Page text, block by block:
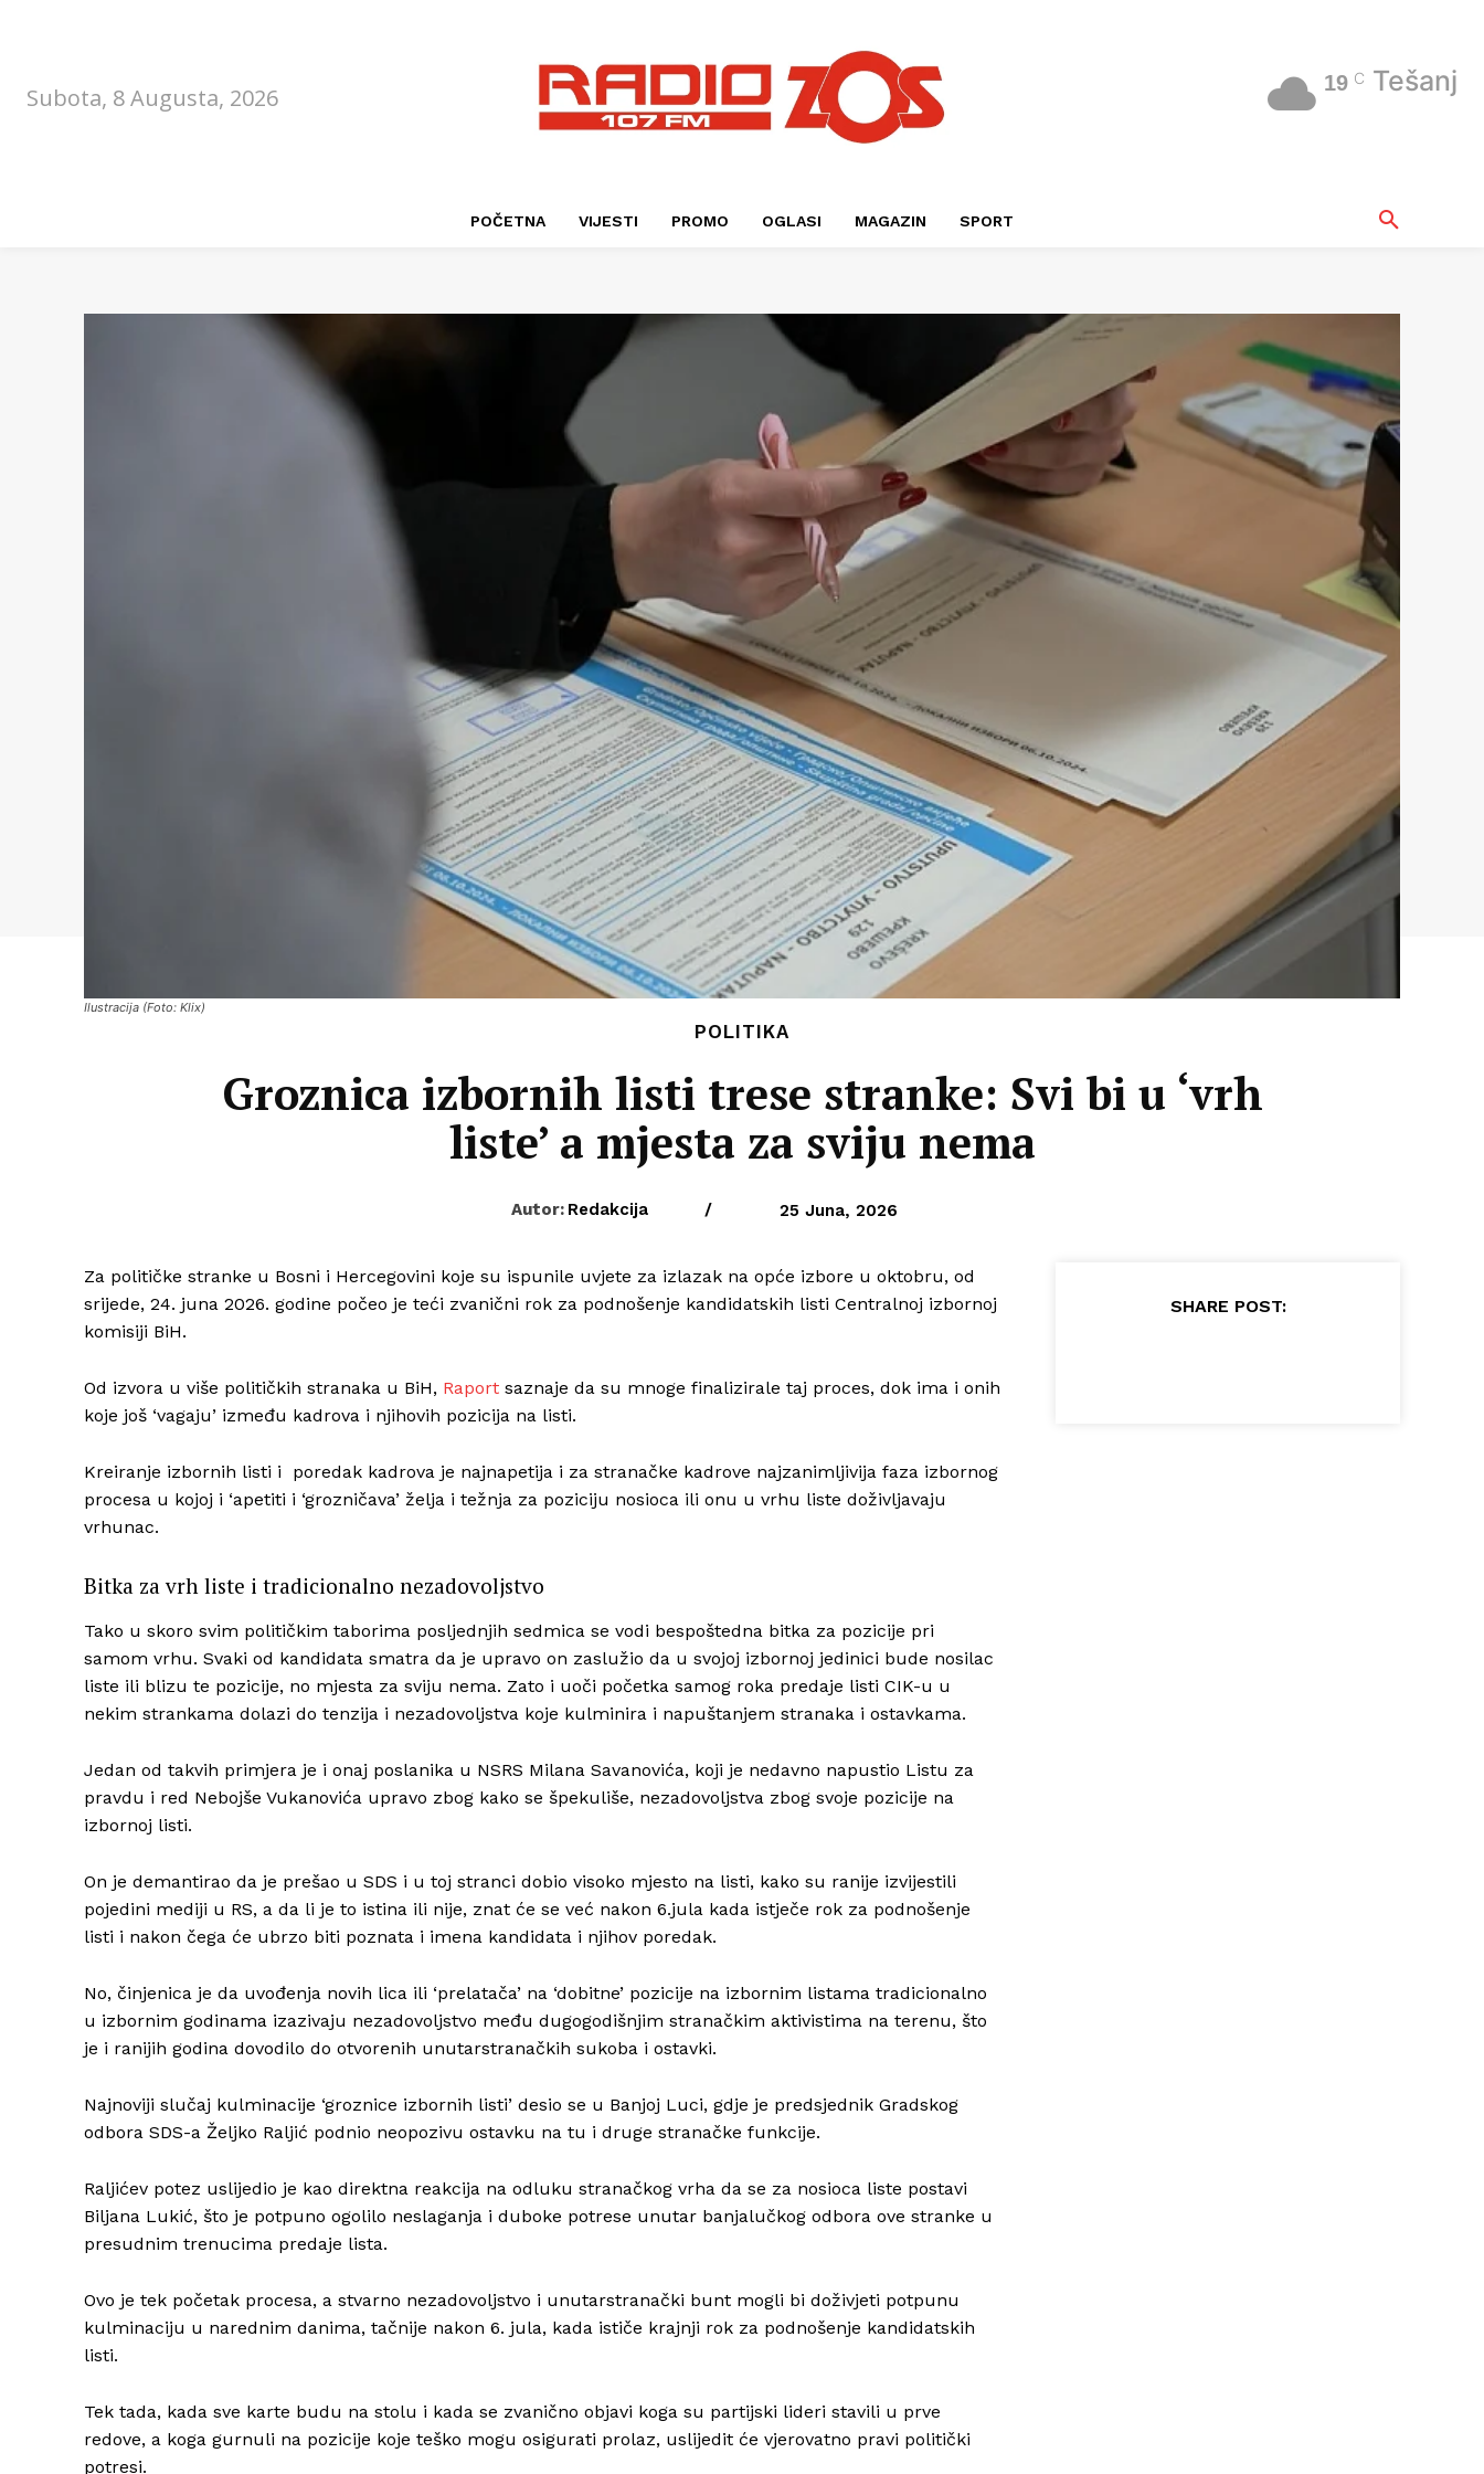
Subota, 8 Augusta, 2026
19 C Tešanj
POČETNA VIJESTI PROMO OGLASI MAGAZIN SPORT
Ilustracija (Foto: Klix)
POLITIKA
Groznica izbornih listi trese stranke: Svi bi u ‘vrh
liste’ a mjesta za sviju nema
Autor: Redakcija / 25 Juna, 2026
Za političke stranke u Bosni i Hercegovini koje su ispunile uvjete za izlazak na opće izbore u oktobru, od
srijede, 24. juna 2026. godine počeo je teći zvanični rok za podnošenje kandidatskih listi Centralnoj izbornoj
komisiji BiH.
Od izvora u više političkih stranaka u BiH, Raport saznaje da su mnoge finalizirale taj proces, dok ima i onih
koje još ‘vagaju’ između kadrova i njihovih pozicija na listi.
Kreiranje izbornih listi i poredak kadrova je najnapetija i za stranačke kadrove najzanimljivija faza izbornog
procesa u kojoj i ‘apetiti i ‘grozničava’ želja i težnja za poziciju nosioca ili onu u vrhu liste doživljavaju
vrhunac.
Bitka za vrh liste i tradicionalno nezadovoljstvo
Tako u skoro svim političkim taborima posljednjih sedmica se vodi bespoštedna bitka za pozicije pri
samom vrhu. Svaki od kandidata smatra da je upravo on zaslužio da u svojoj izbornoj jedinici bude nosilac
liste ili blizu te pozicije, no mjesta za sviju nema. Zato i uoči početka samog roka predaje listi CIK-u u
nekim strankama dolazi do tenzija i nezadovoljstva koje kulminira i napuštanjem stranaka i ostavkama.
Jedan od takvih primjera je i onaj poslanika u NSRS Milana Savanovića, koji je nedavno napustio Listu za
pravdu i red Nebojše Vukanovića upravo zbog kako se špekuliše, nezadovoljstva zbog svoje pozicije na
izbornoj listi.
On je demantirao da je prešao u SDS i u toj stranci dobio visoko mjesto na listi, kako su ranije izvijestili
pojedini mediji u RS, a da li je to istina ili nije, znat će se već nakon 6.jula kada istječe rok za podnošenje
listi i nakon čega će ubrzo biti poznata i imena kandidata i njihov poredak.
No, činjenica je da uvođenja novih lica ili ‘prelatača’ na ‘dobitne’ pozicije na izbornim listama tradicionalno
u izbornim godinama izazivaju nezadovoljstvo među dugogodišnjim stranačkim aktivistima na terenu, što
je i ranijih godina dovodilo do otvorenih unutarstranačkih sukoba i ostavki.
Najnoviji slučaj kulminacije ‘groznice izbornih listi’ desio se u Banjoj Luci, gdje je predsjednik Gradskog
odbora SDS-a Željko Raljić podnio neopozivu ostavku na tu i druge stranačke funkcije.
Raljićev potez uslijedio je kao direktna reakcija na odluku stranačkog vrha da se za nosioca liste postavi
Biljana Lukić, što je potpuno ogolilo neslaganja i duboke potrese unutar banjalučkog odbora ove stranke u
presudnim trenucima predaje lista.
Ovo je tek početak procesa, a stvarno nezadovoljstvo i unutarstranački bunt mogli bi doživjeti potpunu
kulminaciju u narednim danima, tačnije nakon 6. jula, kada ističe krajnji rok za podnošenje kandidatskih
listi.
Tek tada, kada sve karte budu na stolu i kada se zvanično objavi koga su partijski lideri stavili u prve
redove, a koga gurnuli na pozicije koje teško mogu osigurati prolaz, uslijedit će vjerovatno pravi politički
potresi.
SHARE POST: